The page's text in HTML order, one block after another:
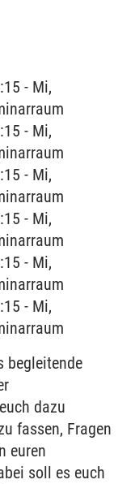
- Mi,
- Mi,
- Mi,
- Mi,
- Mi,
- Mi,
begleitende
dazu
fassen, Fragen
euren
soll es euch